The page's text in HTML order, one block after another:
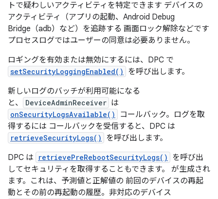
トで疑わしいアクティビティを特定できます デバイスの
アクティビティ（アプリの起動、Android Debug
Bridge（adb）など）を追跡する 画面ロック解除などです
プロセスログではユーザーの同意は必要ありません。
ロギングを有効または無効にするには、DPC で
setSecurityLoggingEnabled()
を呼び出します。
新しいログのバッチが利用可能になる
と、
DeviceAdminReceiver は
onSecurityLogsAvailable()
コールバック。ログを取
得するには コールバックを受信すると、DPC は
retrieveSecurityLogs()
を呼び出します。
DPC は
retrievePreRebootSecurityLogs()
を呼び出
してセキュリティを取得することもできます。 が生成され
ます。これは、予測値と正解値の 前回のデバイスの再起
動とその前の再起動の履歴。非対応のデバイス